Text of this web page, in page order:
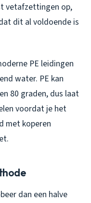
vetafzettingen op,
dit al voldoende is
PE leidingen
water. PE kan
80 graden, dus laat
voordat je het
met koperen
dan een halve